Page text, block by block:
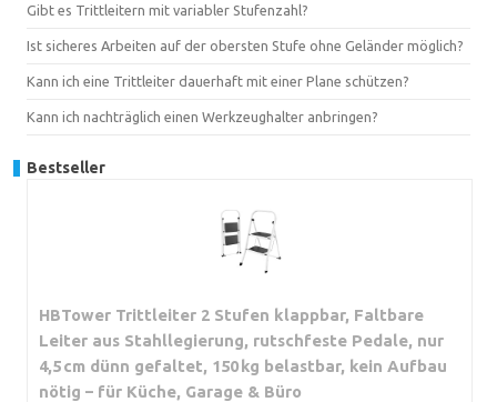
Gibt es Trittleitern mit variabler Stufenzahl?
Ist sicheres Arbeiten auf der obersten Stufe ohne Geländer möglich?
Kann ich eine Trittleiter dauerhaft mit einer Plane schützen?
Kann ich nachträglich einen Werkzeughalter anbringen?
Bestseller
HBTower Trittleiter 2 Stufen klappbar, Faltbare
Leiter aus Stahllegierung, rutschfeste Pedale, nur
4,5 cm dünn gefaltet, 150 kg belastbar, kein Aufbau
nötig – für Küche, Garage & Büro